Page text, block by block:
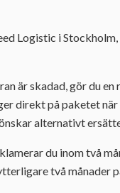
Logistic i
är skadad, gör du
direkt på paketet
alternativt
du inom två
två månader